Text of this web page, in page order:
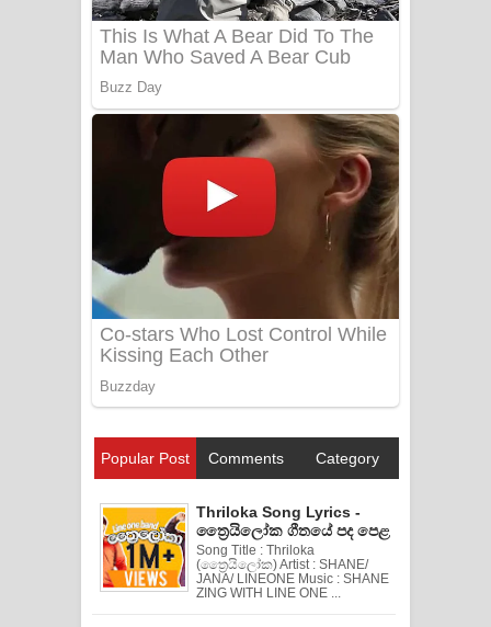
Popular Post Comments Category
Thriloka Song Lyrics -
ත්‍රෛයිලෝක ගීතයේ පද පෙළ
Song Title : Thriloka
(ත්‍රෛයිලෝක) Artist : SHANE/
JANA/ LINEONE Music : SHANE
ZING WITH LINE ONE ...